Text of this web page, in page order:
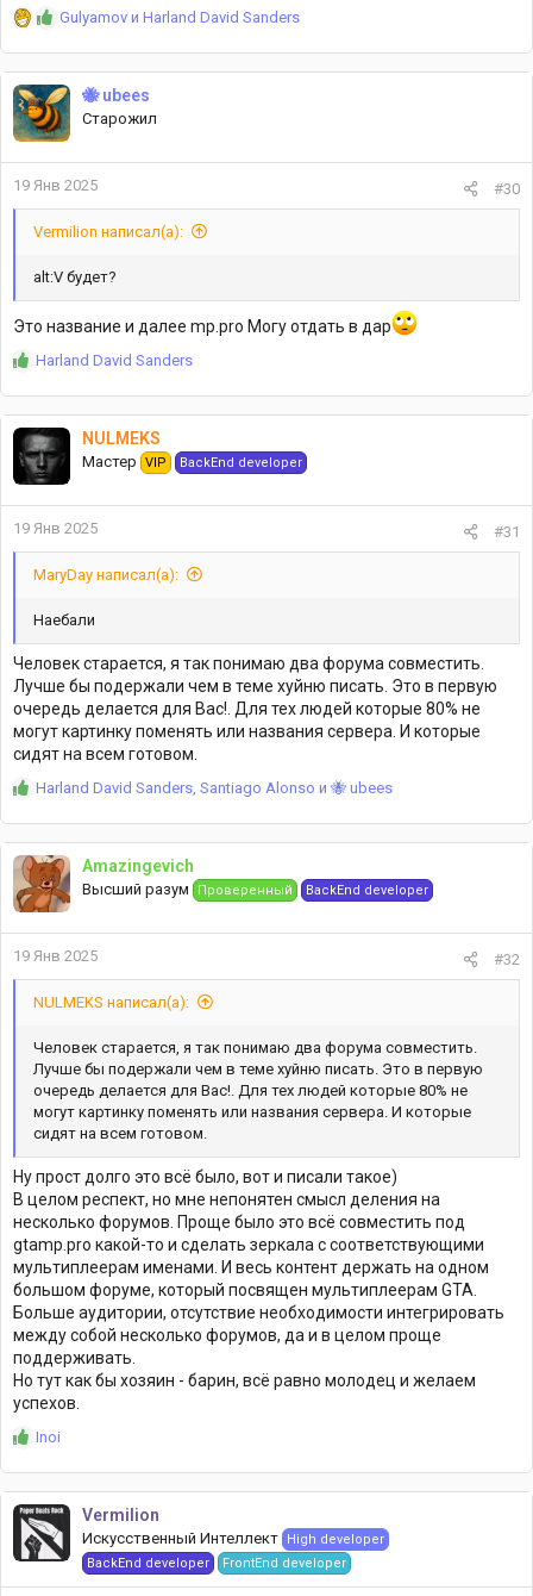
Р
а
ц
и
и
:
Gulyamov и Harland David Sanders
🐝 ubees
Старожил
19 Янв 2025 #30
Vermilion написал(а):
alt:V будет?
Это название и далее mp.pro Могу отдать в дар
Р
а
ц
и
и
:
Harland David Sanders
NULMEKS
Мастер VIP BackEnd developer
19 Янв 2025 #31
MaryDay написал(а):
Наебали
Человек старается, я так понимаю два форума совместить.
Лучше бы подержали чем в теме хуйню писать. Это в первую
очередь делается для Вас!. Для тех людей которые 80% не
могут картинку поменять или названия сервера. И которые
сидят на всем готовом.
Р
а
ц
и
и
:
Harland David Sanders Santiago Alonso и 🐝 ubees
Amazingevich
Высший разум Проверенный BackEnd developer
19 Янв 2025 #32
NULMEKS написал(а):
Человек старается, я так понимаю два форума совместить.
Лучше бы подержали чем в теме хуйню писать. Это в первую
очередь делается для Вас!. Для тех людей которые 80% не
могут картинку поменять или названия сервера. И которые
сидят на всем готовом.
Ну прост долго это всё было, вот и писали такое)
В целом респект, но мне непонятен смысл деления на
несколько форумов. Проще было это всё совместить под
gtamp.pro какой-то и сделать зеркала с соответствующими
мультиплеерам именами. И весь контент держать на одном
большом форуме, который посвящен мультиплеерам GTA.
Больше аудитории, отсутствие необходимости интегрировать
между собой несколько форумов, да и в целом проще
поддерживать.
Но тут как бы хозяин - барин, всё равно молодец и желаем
успехов.
Р
а
ц
и
и
:
Inoi
Vermilion
Искусственный Интеллект
High developer
BackEnd developer
FrontEnd developer